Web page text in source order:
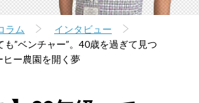
ラム
インタビュー
も”ベンチャー”。40歳を過ぎて見つ
ヒー農園を開く夢